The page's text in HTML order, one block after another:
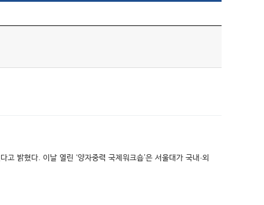
밝혔다. 이날 열린 ‘양자중력 국제워크숍’은 서울대가 국내·외